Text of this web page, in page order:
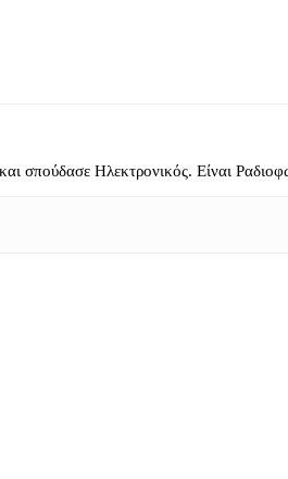
σπούδασε Ηλεκτρονικός. Είναι